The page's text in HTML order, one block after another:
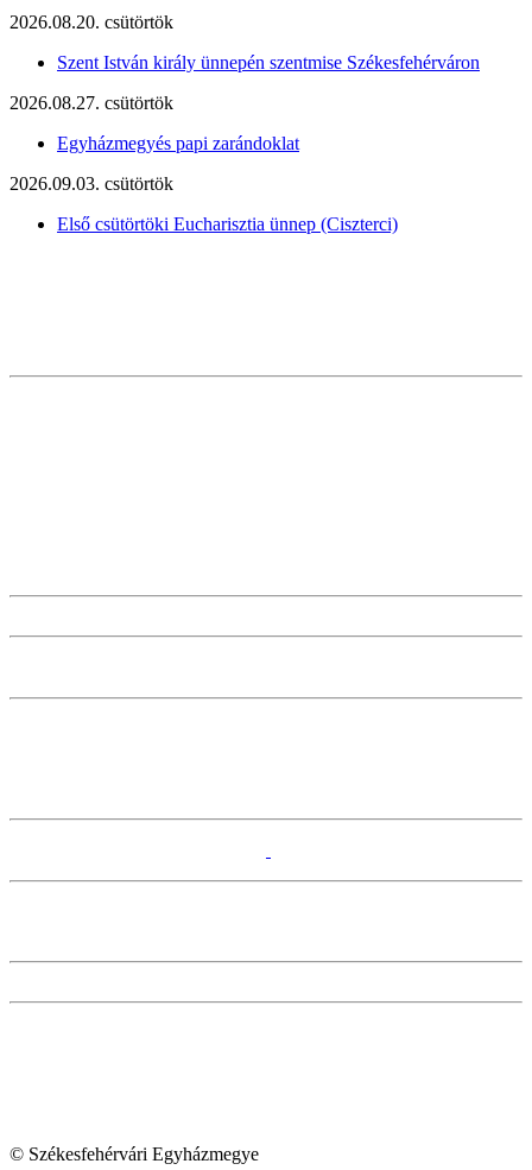
2026.08.20. csütörtök
Szent István király ünnepén szentmise Székesfehérváron
2026.08.27. csütörtök
Egyházmegyés papi zarándoklat
2026.09.03. csütörtök
Első csütörtöki Eucharisztia ünnep (Ciszterci)
© Székesfehérvári Egyházmegye